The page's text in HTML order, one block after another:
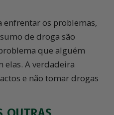
os problemas,
de droga são
que alguém
elas. A verdadeira
e não tomar drogas